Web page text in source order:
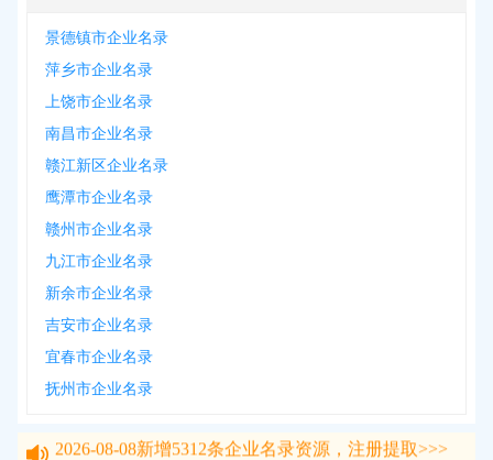
景德镇市企业名录
萍乡市企业名录
上饶市企业名录
南昌市企业名录
赣江新区企业名录
鹰潭市企业名录
赣州市企业名录
九江市企业名录
新余市企业名录
吉安市企业名录
宜春市企业名录
抚州市企业名录